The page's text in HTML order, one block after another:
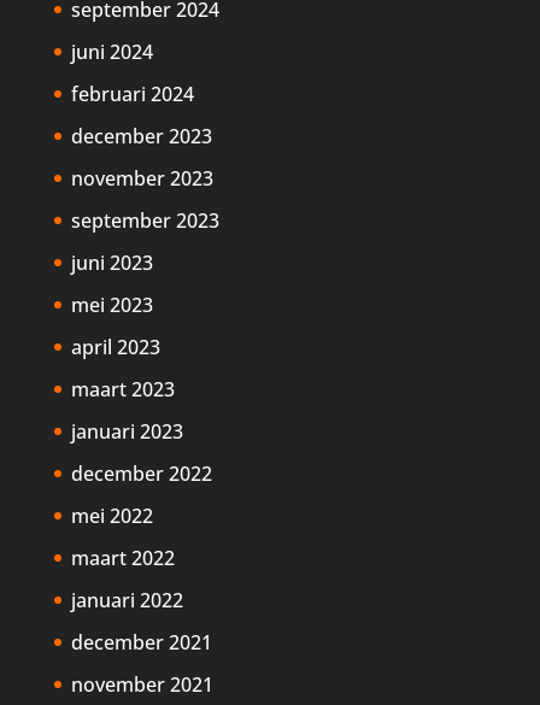
september 2024
juni 2024
februari 2024
december 2023
november 2023
september 2023
juni 2023
mei 2023
april 2023
maart 2023
januari 2023
december 2022
mei 2022
maart 2022
januari 2022
december 2021
november 2021